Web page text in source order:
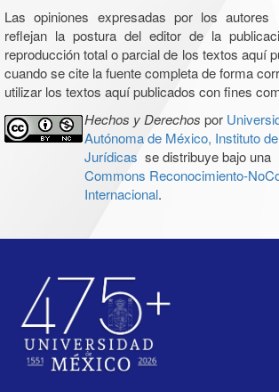
Las opiniones expresadas por los autores
reflejan la postura del editor de la
reproducción total o parcial de los textos aquí
cuando se cite la fuente completa de forma
utilizar los textos aquí publicados con fines
Hechos y Derechos por
Autónoma de México, Instituto
Jurídicas se distribuye bajo una
Commons Reconocimiento-
Internacional.